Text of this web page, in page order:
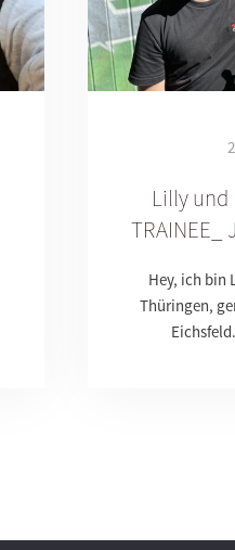
Lilly und
TRAINEE_
Hey, ich bin
Thüringen,